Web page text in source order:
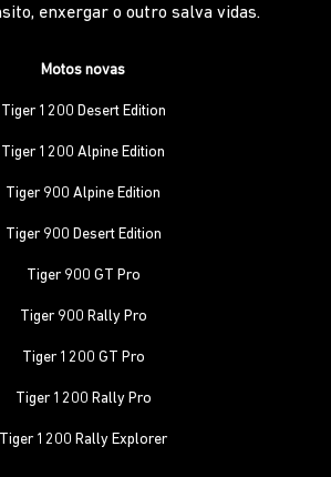
enxergar o outro salva vidas.
Motos novas
Tiger 1200 Desert Edition
Tiger 1200 Alpine Edition
Tiger 900 Alpine Edition
Tiger 900 Desert Edition
Tiger 900 GT Pro
Tiger 900 Rally Pro
Tiger 1200 GT Pro
Tiger 1200 Rally Pro
Tiger 1200 Rally Explorer